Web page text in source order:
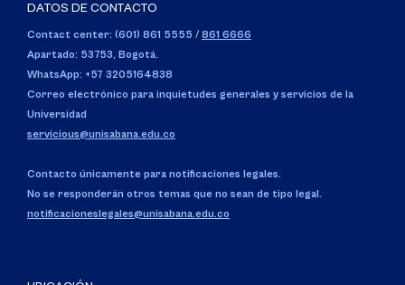
DATOS DE CONTACTO
Contact center: (601) 861 5555 / 861 6666
Apartado: 53753, Bogotá.
WhatsApp: +57 3205164838
Correo electrónico para inquietudes generales y servicios de la
Universidad
servicious@unisabana.edu.co
Contacto únicamente para notificaciones legales.
No se responderán otros temas que no sean de tipo legal.
notificacioneslegales@unisabana.edu.co